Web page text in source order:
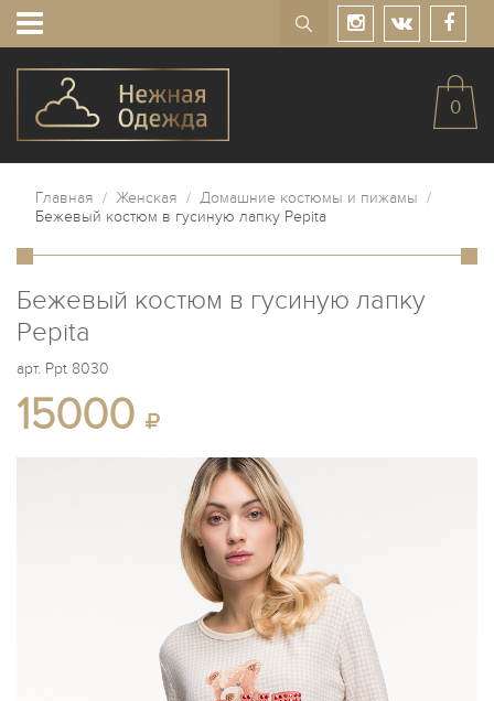
0
Главная / Женская / Домашние костюмы и пижамы /
Бежевый костюм в гусиную лапку Pepita
Бежевый костюм в гусиную лапку
Pepita
арт. Ppt 8030
15000